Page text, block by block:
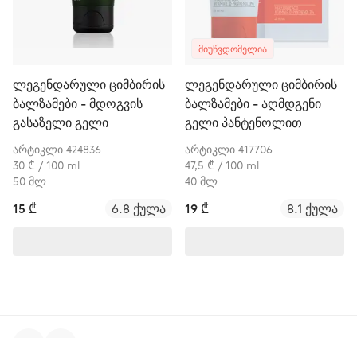
ლეგენდარული ციმბირის
ბალზამები - მდოგვის
გასაზელი გელი
არტიკლი 424836
30 ₾ / 100 ml
50 მლ
15 ₾ 6.8 ქულა
ᲛᲘᲣᲬᲕᲓᲝᲛᲔᲚᲘᲐ
ლეგენდარული ციმბირის
ბალზამები - აღმდგენი
გელი პანტენოლით
არტიკლი 417706
47,5 ₾ / 100 ml
40 მლ
19 ₾ 8.1 ქულა